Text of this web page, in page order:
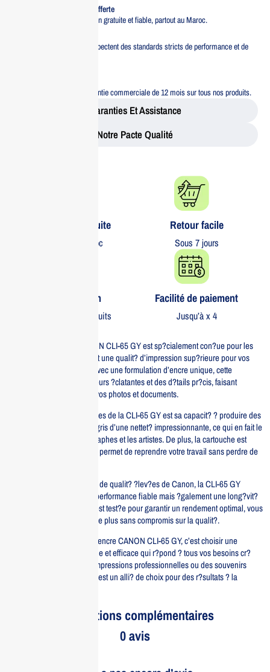
Livraison standard offerte
Profitez d’une livraison gratuite et fiable, partout au Maroc.
Tous nos produits respectent des standards stricts de performance et de
Bénéficiez d’une garantie commerciale de 12 mois sur tous nos produits.
Garanties Et Assistance
Notre Pacte Qualité
Livraison gratuite​
partout au Maroc
Retour facile​
Sous 7 jours
Garantie 1 an
Sur tous nos produits
Facilité de paiement
Jusqu’à x 4
La cartouche d’encre CANON CLI-65 GY est sp?cialement con?ue pour les
imprimantes Pro-200, offrant une qualit? d’impression sup?rieure pour vos
projets les plus exigeants. Avec une formulation d’encre unique, cette
cartouche garantit des couleurs ?clatantes et des d?tails pr?cis, faisant
ressortir toute la beaut? de vos photos et documents.
L’un des principaux avantages de la CLI-65 GY est sa capacit? ? produire des
impressions en niveaux de gris d’une nettet? impressionnante, ce qui en fait le
choix id?al pour les photographes et les artistes. De plus, la cartouche est
facile ? installer, ce qui vous permet de reprendre votre travail sans perdre de
Fabriqu?e selon les normes de qualit? ?lev?es de Canon, la CLI-65 GY
assure non seulement une performance fiable mais ?galement une long?vit?
accrue. Chaque cartouche est test?e pour garantir un rendement optimal, vous
permettant d’imprimer encore plus sans compromis sur la qualit?.
Investir dans la cartouche d’encre CANON CLI-65 GY, c’est choisir une
solution d’impression durable et efficace qui r?pond ? tous vos besoins cr?
atifs. Que ce soit pour des impressions professionnelles ou des souvenirs
personnels, cette cartouche est un alli? de choix pour des r?sultats ? la
Informations complémentaires
0 avis